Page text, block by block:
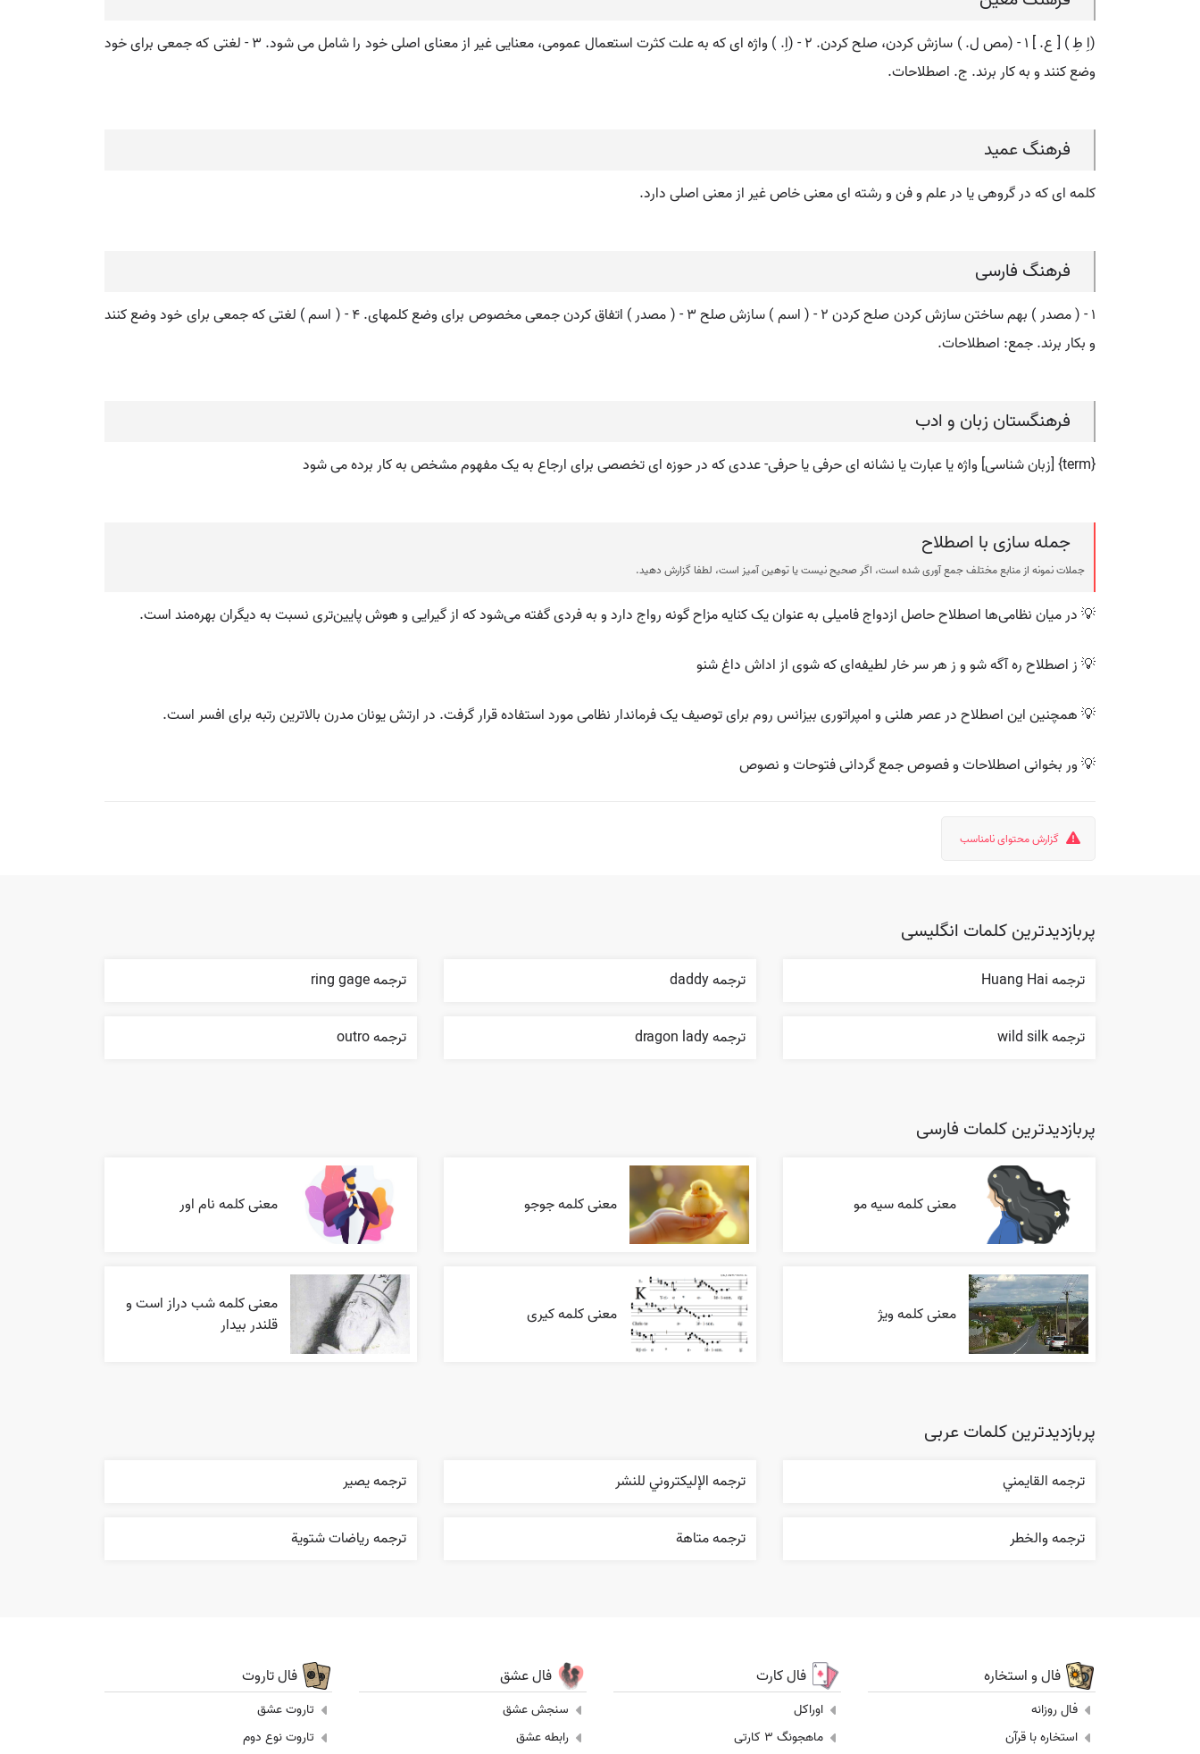
(اِ طِ ) [ ع. ] ۱ - (مص ل. ) سازش کردن، صلح کردن. ۲ - (اِ. ) واژه ای که به علت کثرت استعمال عمومی، معنایی غیر از معنای اصلی خود را شامل می شود. ۳ - لغتی که جمعی برای خود
وضع کنند و به کار برند. ج. اصطلاحات.
فرهنگ عمید
کلمه ای که در گروهی یا در علم و فن و رشته ای معنی خاص غیر از معنی اصلی دارد.
فرهنگ فارسی
۱ - ( مصدر ) بهم ساختن سازش کردن صلح کردن ۲ - ( اسم ) سازش صلح ۳ - ( مصدر ) اتفاق کردن جمعی مخصوص برای وضع کلمهای. ۴ - ( اسم ) لغتی که جمعی برای خود وضع کنند
و بکار برند. جمع: اصطلاحات.
فرهنگستان زبان و ادب
{term} [زبان شناسی] واژه یا عبارت یا نشانه ای حرفی یا حرفی- عددی که در حوزه ای تخصصی برای ارجاع به یک مفهوم مشخص به کار برده می شود
جمله سازی با اصطلاح
جملات نمونه از منابع مختلف جمع آوری شده است، اگر صحیح نیست یا توهین آمیز است، لطفا گزارش دهید.
💡 در میان نظامی‌ها اصطلاح حاصل ازدواج فامیلی به عنوان یک کنایه مزاح گونه رواج دارد و به فردی گفته می‌شود که از گیرایی و هوش پایین‌تری نسبت به دیگران بهره‌مند است.
💡 ز اصطلاح ره آگه شو و ز هر سر خار لطیفه‌ای که شوی از اداش داغ شنو
💡 همچنین این اصطلاح در عصر هلنی و امپراتوری بیزانس روم برای توصیف یک فرماندار نظامی مورد استفاده قرار گرفت. در ارتش یونان مدرن بالاترین رتبه برای افسر است.
💡 ور بخوانی اصطلاحات و فصوص جمع گردانی فتوحات و نصوص
گزارش محتوای نامناسب
پربازدیدترین کلمات انگلیسی
ترجمه Huang Hai ترجمه daddy ترجمه ring gage
ترجمه wild silk ترجمه dragon lady ترجمه outro
پربازدیدترین کلمات فارسی
معنی کلمه سیه مو معنی کلمه جوجو معنی کلمه نام اور
معنی کلمه ویژ معنی کلمه کیری
معنی کلمه شب دراز است و
قلندر بیدار
پربازدیدترین کلمات عربی
ترجمه القایمني ترجمه الإليکتروني للنشر ترجمه یصیر
ترجمه والخطر ترجمه متاهة ترجمه رياضات شتوية
فال و استخاره
فال روزانه
استخاره با قرآن
فال کارت
اوراکل
ماهجونگ 3 کارتی
فال عشق
سنجش عشق
رابطه عشق
فال تاروت
تاروت عشق
تاروت نوع دوم